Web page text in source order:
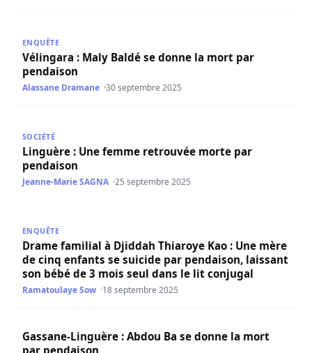
ENQUÊTE
Vélingara : Maly Baldé se donne la mort par
pendaison
Alassane Dramane 30 septembre 2025
SOCIÉTÉ
Linguère : Une femme retrouvée morte par
pendaison
Jeanne-Marie SAGNA 25 septembre 2025
ENQUÊTE
Drame familial à Djiddah Thiaroye Kao : Une mère
de cinq enfants se suicide par pendaison, laissant
son bébé de 3 mois seul dans le lit conjugal
Ramatoulaye Sow 18 septembre 2025
Gassane-Linguère : Abdou Ba se donne la mort par
Gassane-Linguère : Abdou Ba se donne la mort